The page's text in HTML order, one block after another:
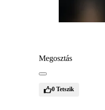
Megosztás
0 Tetszik